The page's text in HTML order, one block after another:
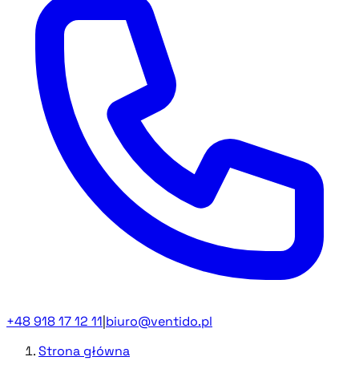
+48 918 17 12 11 biuro@ventido.pl
Strona główna